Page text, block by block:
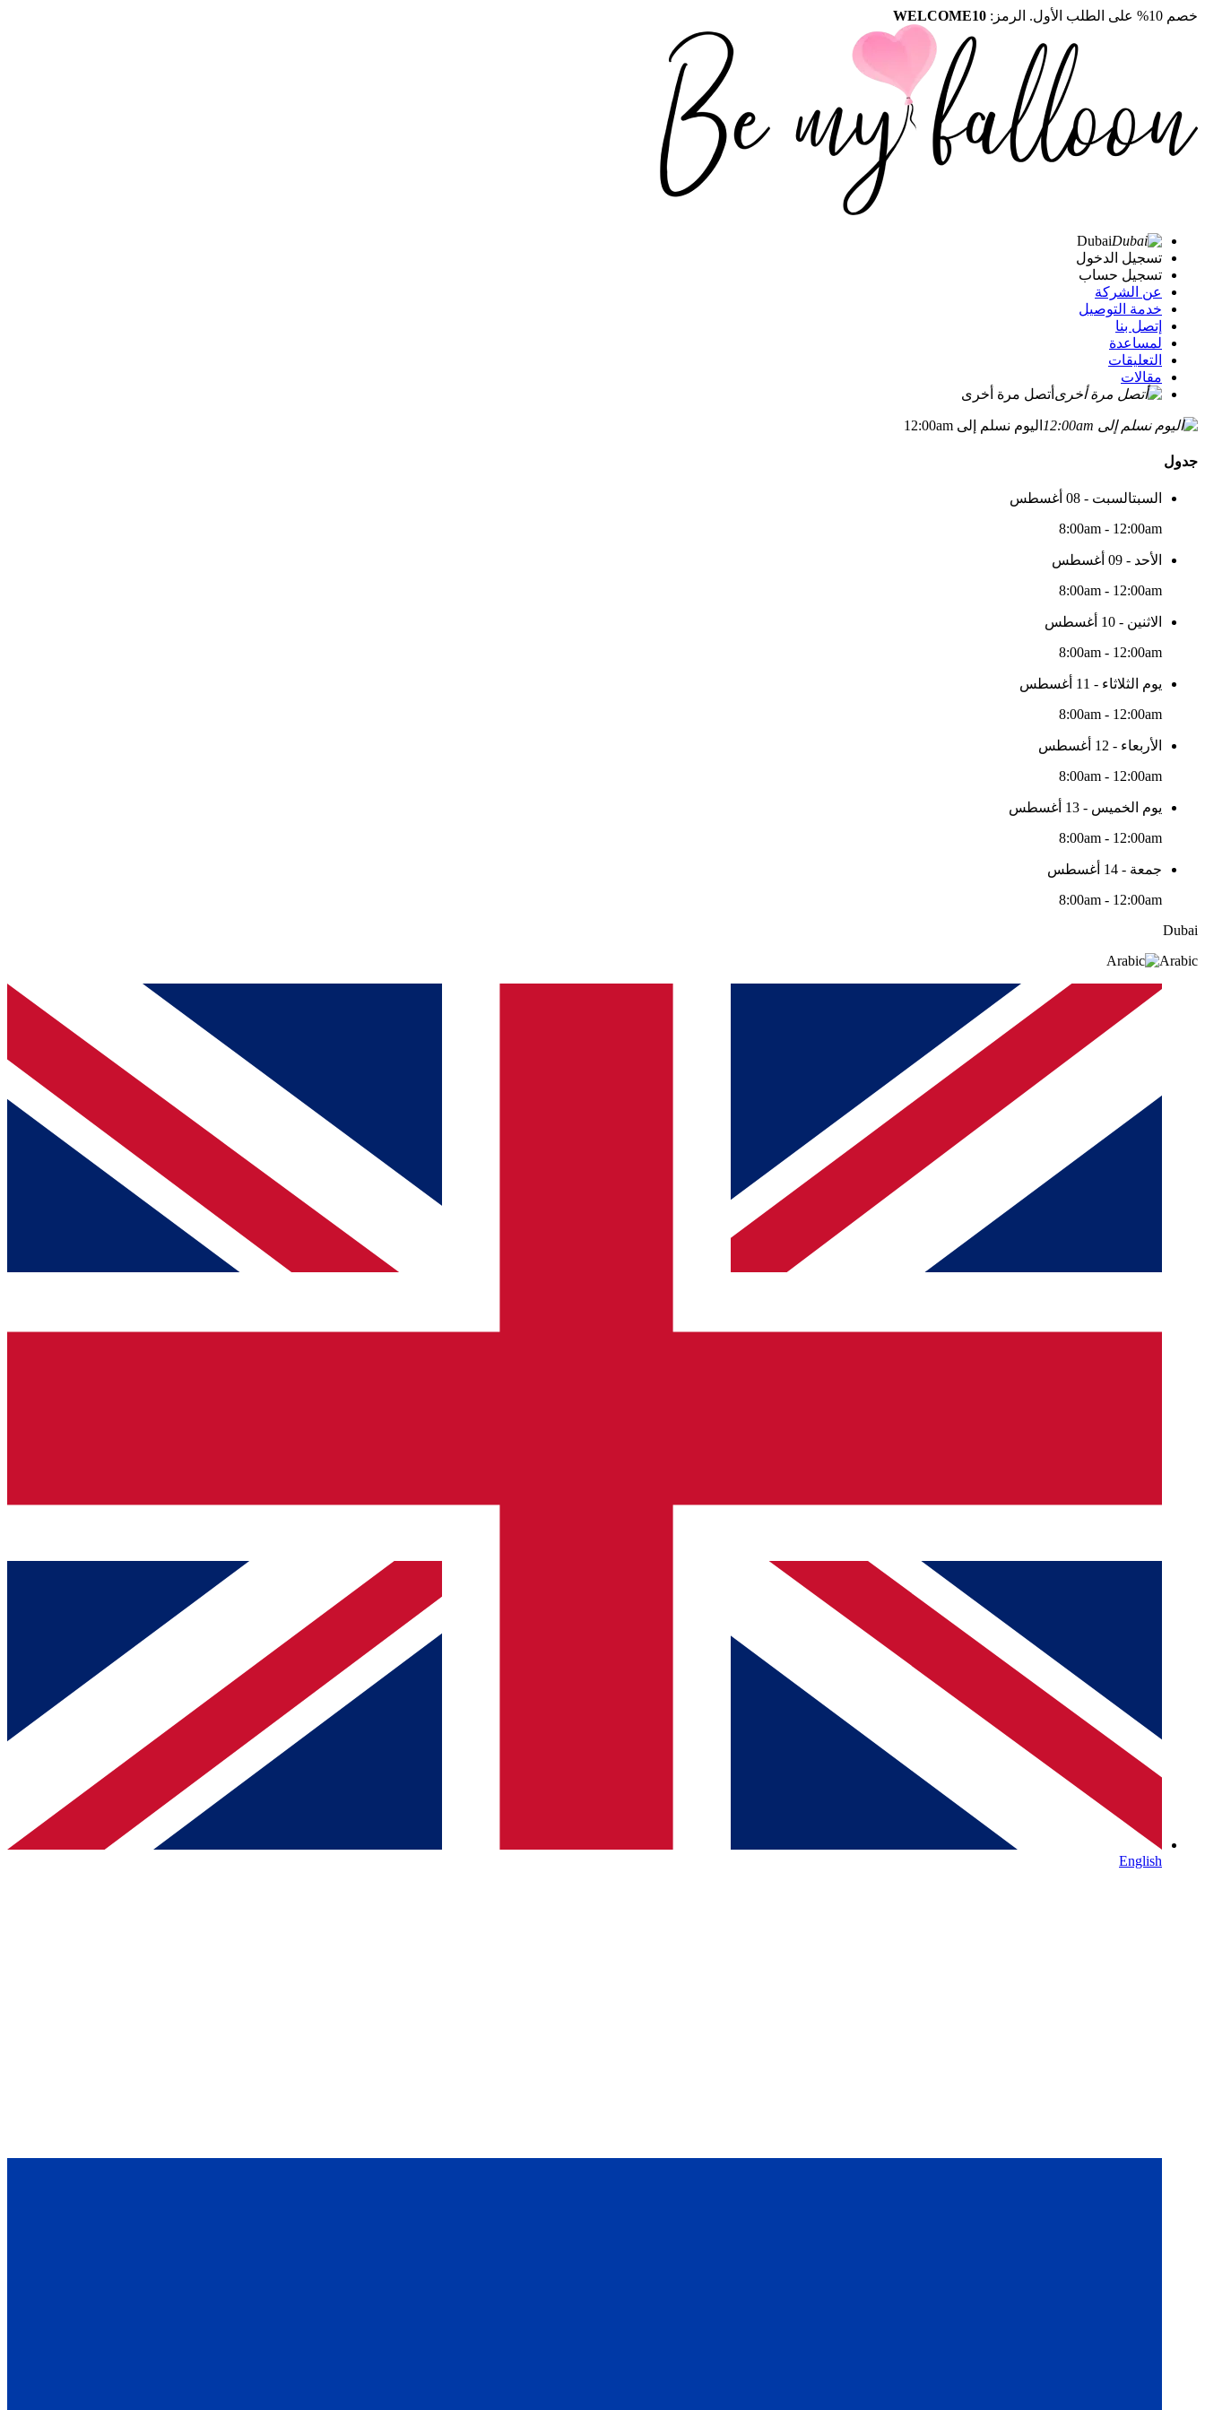
خصم 10% على الطلب الأول. الرمز: WELCOME10
Dubai
تسجيل الدخول
تسجيل حساب
عن الشركة
خدمة التوصيل
إتصل بنا
لمساعدة
التعليقات
مقالات
أتصل مرة أخرى
اليوم نسلم إلى 12:00am
جدول
السبتالسبت - 08 أغسطس
8:00am - 12:00am
الأحد - 09 أغسطس
8:00am - 12:00am
الاثنين - 10 أغسطس
8:00am - 12:00am
يوم الثلاثاء - 11 أغسطس
8:00am - 12:00am
الأربعاء - 12 أغسطس
8:00am - 12:00am
يوم الخميس - 13 أغسطس
8:00am - 12:00am
جمعة - 14 أغسطس
8:00am - 12:00am
Dubai
Arabic
English